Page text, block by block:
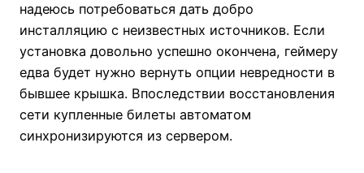
надеюсь потребоваться дать добро
инсталляцию с неизвестных источников. Если
установка довольно успешно окончена, геймеру
едва будет нужно вернуть опции невредности в
бывшее крышка. Впоследствии восстановления
сети купленные билеты автоматом
синхронизируются из сервером.